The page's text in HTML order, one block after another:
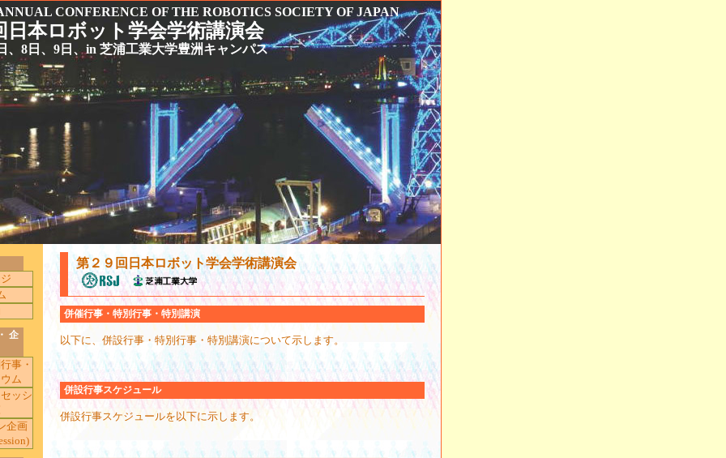
CONFERENCE OF THE ROBOTICS SOCIETY OF JAPAN
日本ロボット学会学術講演会
、8日、9日、in 芝浦工業大学豊洲キャンパス
企
事・
ム
ッシ
企画
第２９回日本ロボット学会学術講演会
併催行事・特別行事・特別講演
以下に、併設行事・特別行事・特別講演について示します。
併設行事スケジュール
併設行事スケジュールを以下に示します。